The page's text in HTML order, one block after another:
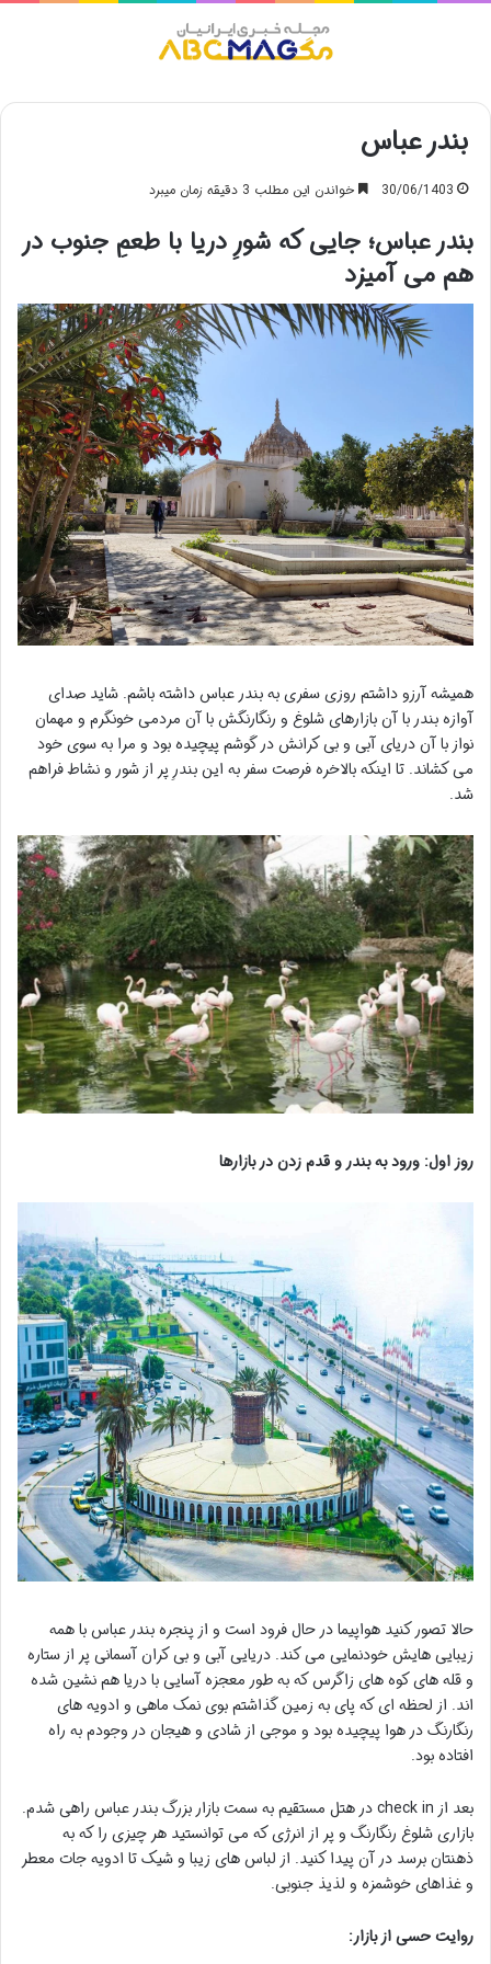
بندر عباس
30/06/1403 خواندن این مطلب 3 دقیقه زمان میبرد
بندر عباس؛ جایی که شورِ دریا با طعمِ جنوب در
هم می آمیزد
همیشه آرزو داشتم روزی سفری به بندر عباس داشته باشم. شاید صدای
آوازه بندر با آن بازارهای شلوغ و رنگارنگش با آن مردمی خونگرم و مهمان
نواز با آن دریای آبی و بی کرانش در گوشم پیچیده بود و مرا به سوی خود
می کشاند. تا اینکه بالاخره فرصت سفر به این بندرِ پر از شور و نشاط فراهم
شد.
روز اول: ورود به بندر و قدم زدن در بازارها
حالا تصور کنید هواپیما در حال فرود است و از پنجره بندر عباس با همه
زیبایی هایش خودنمایی می کند. دریایی آبی و بی کران آسمانی پر از ستاره
و قله های کوه های زاگرس که به طور معجزه آسایی با دریا هم نشین شده
اند. از لحظه ای که پای به زمین گذاشتم بوی نمک ماهی و ادویه های
رنگارنگ در هوا پیچیده بود و موجی از شادی و هیجان در وجودم به راه
افتاده بود.
بعد از check in در هتل مستقیم به سمت بازار بزرگ بندر عباس راهی شدم.
بازاری شلوغ رنگارنگ و پر از انرژی که می توانستید هر چیزی را که به
ذهنتان برسد در آن پیدا کنید. از لباس های زیبا و شیک تا ادویه جات معطر
و غذاهای خوشمزه و لذیذ جنوبی.
روایت حسی از بازار: